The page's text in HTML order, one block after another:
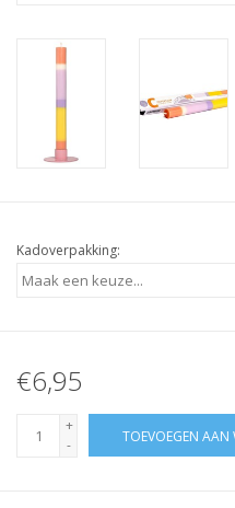
Kadoverpakking:
€6,95
+
-
TOEVOEGEN AAN